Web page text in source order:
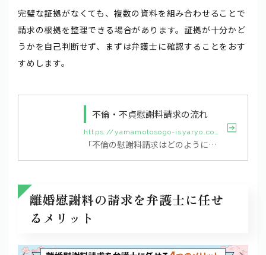
完璧な証拠がなくても、複数の資料を組み合わせることで
請求の根拠を整理できる場合があります。証拠が十分かど
うかを自己判断せず、まずは弁護士に確認することをおす
すめします。
不倫・不貞慰謝料請求の流れ
https://yamamotosogo-isyaryo.com/page-1641
「不倫の慰謝料請求はどのように進めれば良いのだろう？」といった疑問をもつ方は少なくありません。どういった流れで不倫（不貞）慰謝料を請求すれば良いのか、一般的な流れを把握しておきましょう。今回は、不倫（不貞）慰謝料を請求する方法と慰謝料を受け取るまでの流れを弁護士がご説明します。不倫（不貞）をされて慰謝料請求を検討している方や、不倫（不貞）をして慰謝料を請求されてしまった方はぜひ参考にしてください。この記事はこんな方にオススメ 不倫（不貞）をされて慰謝料請求を検討している方 不倫（不貞）をして慰...
離婚慰謝料の請求を弁護士に任せ
るメリット